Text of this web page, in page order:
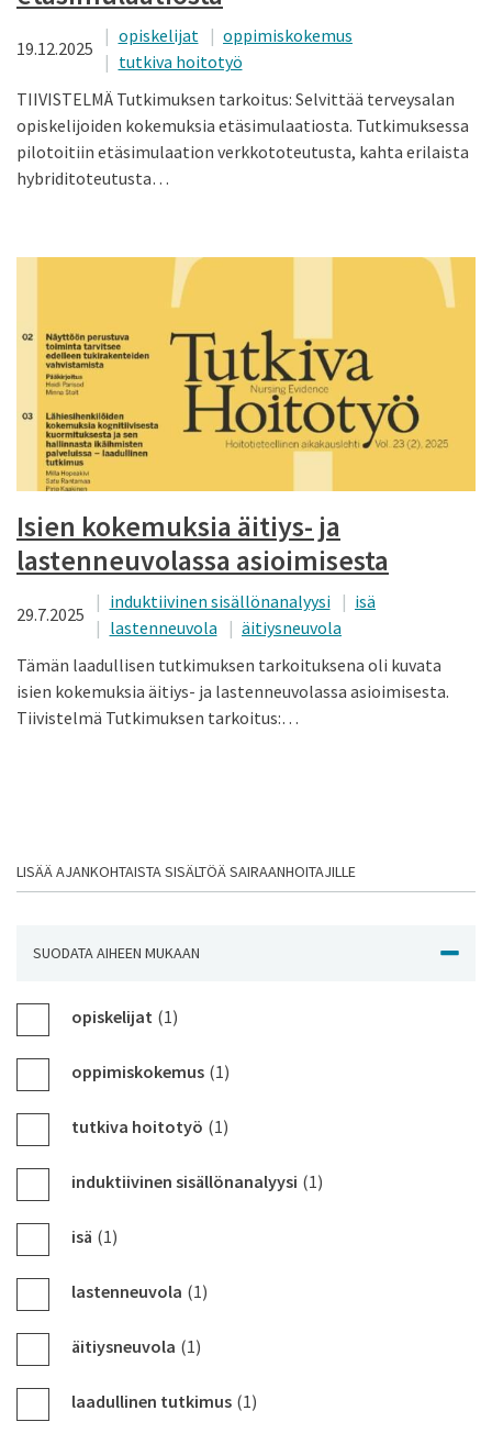
19.12.2025
opiskelijat
oppimiskokemus
tutkiva hoitotyö
TIIVISTELMÄ Tutkimuksen tarkoitus: Selvittää terveysalan
opiskelijoiden kokemuksia etäsimulaatiosta. Tutkimuksessa
pilotoitiin etäsimulaation verkkototeutusta, kahta erilaista
hybriditoteutusta…
Isien kokemuksia äitiys- ja
lastenneuvolassa asioimisesta
29.7.2025
induktiivinen sisällönanalyysi
isä
lastenneuvola
äitiysneuvola
Tämän laadullisen tutkimuksen tarkoituksena oli kuvata
isien kokemuksia äitiys- ja lastenneuvolassa asioimisesta.
Tiivistelmä Tutkimuksen tarkoitus:…
LISÄÄ AJANKOHTAISTA SISÄLTÖÄ SAIRAANHOITAJILLE
opiskelijat (1)
oppimiskokemus (1)
tutkiva hoitotyö (1)
induktiivinen sisällönanalyysi (1)
isä (1)
lastenneuvola (1)
äitiysneuvola (1)
laadullinen tutkimus (1)
SUODATA AIHEEN MUKAAN NÄYTÄ